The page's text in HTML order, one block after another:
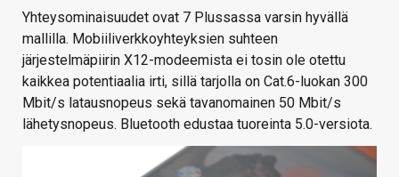
Yhteysominaisuudet ovat 7 Plussassa varsin hyvällä
mallilla. Mobiiliverkkoyhteyksien suhteen
järjestelmäpiirin X12-modeemista ei tosin ole otettu
kaikkea potentiaalia irti, sillä tarjolla on Cat.6-luokan 300
Mbit/s latausnopeus sekä tavanomainen 50 Mbit/s
lähetysnopeus. Bluetooth edustaa tuoreinta 5.0-versiota.